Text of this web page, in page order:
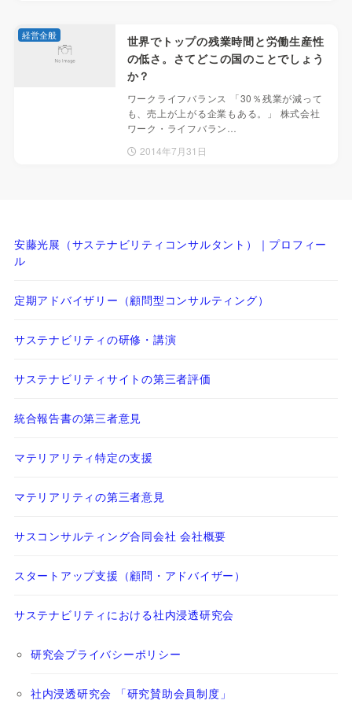
世界でトップの残業時間と労働生産性
の低さ。さてどこの国のことでしょう
か？
ワークライフバランス 「30％残業が減って
も、売上が上がる企業もある。」 株式会社
ワーク・ライフバラン…
2014年7月31日
経営全般
安藤光展（サステナビリティコンサルタント）｜プロフィー
ル
定期アドバイザリー（顧問型コンサルティング）
サステナビリティの研修・講演
サステナビリティサイトの第三者評価
統合報告書の第三者意見
マテリアリティ特定の支援
マテリアリティの第三者意見
サスコンサルティング合同会社 会社概要
スタートアップ支援（顧問・アドバイザー）
サステナビリティにおける社内浸透研究会
研究会プライバシーポリシー
社内浸透研究会 「研究賛助会員制度」